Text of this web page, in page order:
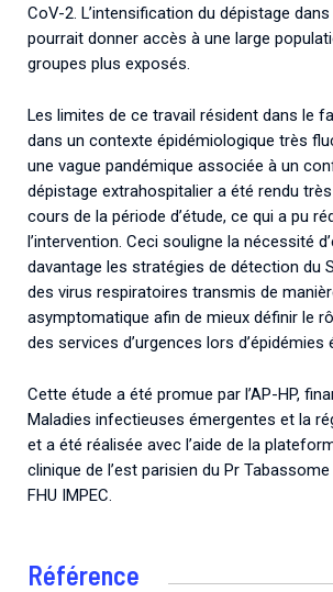
CoV-2. L’intensification du dépistage
pourrait donner accès à une large
groupes plus exposés.
Les limites de ce travail résident dans le
dans un contexte épidémiologique très
une vague pandémique associée à un
dépistage extrahospitalier a été rendu
cours de la période d’étude, ce qui a pu
l’intervention. Ceci souligne la nécessité
davantage les stratégies de détection du
des virus respiratoires transmis de
asymptomatique afin de mieux définir le
des services d’urgences lors d’épidémies
Cette étude a été promue par l’AP-HP,
Maladies infectieuses émergentes et la
et a été réalisée avec l’aide de la
clinique de l’est parisien du Pr
FHU IMPEC.
Référence